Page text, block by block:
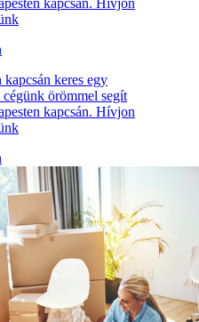
kapcsán. Hívjon
keres egy
örömmel segít
kapcsán. Hívjon